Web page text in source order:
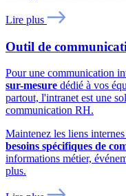
Lire plus
Outil de
Pour une communication
sur-mesure dédié à vos
partout, l'intranet est une
communication RH.
Maintenez les liens
besoins spécifiques de
informations métier,
plus.